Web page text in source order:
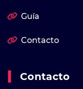
Guía
Contacto
Contacto